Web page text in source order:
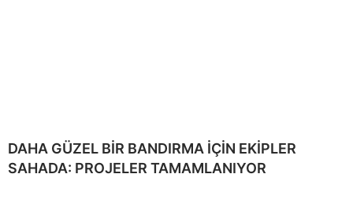
DAHA GÜZEL BİR BANDIRMA İÇİN EKİPLER
SAHADA: PROJELER TAMAMLANIYOR